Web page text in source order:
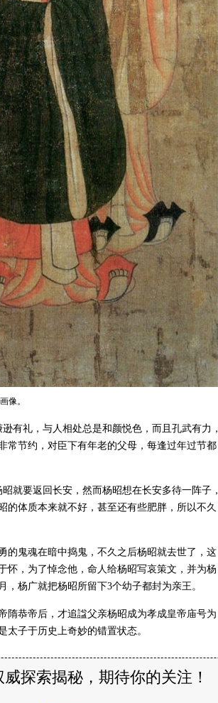
像。
有礼，与人相处总是和颜悦色，而且孔武有力，
常节约，对臣下有年老的父母，每逢过年过节都
就要返回长安，然而杨昭想在长安多待一阵子，
的体质本来就不好，甚至还有些肥胖，所以不久
的鬼魂在暗中捣鬼，不久之后杨昭就去世了，这
怀，为了悼念他，命人给杨昭写哀策文，并为杨
杨广就把杨昭所留下3个幼子都封为亲王。
隋恭帝后，才追諡父亲杨昭成为孝成皇帝庙号为
子于历史上奇妙的错置状态。
威探索揭秘，期待你的关注！